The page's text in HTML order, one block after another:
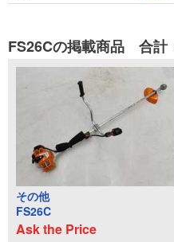
FS26Cの掲載商品 合計
その他
FS26C
Ask the Price